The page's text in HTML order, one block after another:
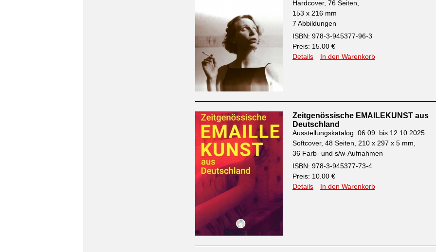
Hardcover, 76 Seiten,
153 x 216 mm
7 Abbildungen
ISBN: 978-3-945377-96-3
Preis: 15.00 €
Details
In den Warenkorb
Zeitgenössische EMAILEKUNST aus
Deutschland
Ausstellungskatalog 06.09. bis 12.10.2025
Softcover, 48 Seiten, 210 x 297 x 5 mm,
36 Farb- und s/w-Aufnahmen
ISBN: 978-3-945377-73-4
Preis: 10.00 €
Details
In den Warenkorb